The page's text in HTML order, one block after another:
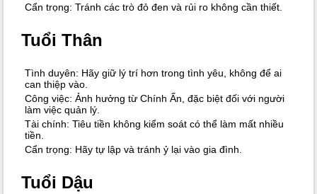
Cẩn trọng: Tránh các trò đỏ đen và rủi ro không cần thiết.
Tuổi Thân
Tình duyên: Hãy giữ lý trí hơn trong tình yêu, không để ai
can thiệp vào.
Công việc: Ảnh hưởng từ Chính Ấn, đặc biệt đối với người
làm việc quản lý.
Tài chính: Tiêu tiền không kiểm soát có thể làm mất nhiều
tiền.
Cẩn trọng: Hãy tự lập và tránh ỷ lại vào gia đình.
Tuổi Dậu